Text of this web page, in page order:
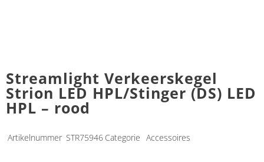
Streamlight Verkeerskegel
Strion LED HPL/Stinger (DS) LED
HPL – rood
Artikelnummer STR75946 Categorie Accessoires